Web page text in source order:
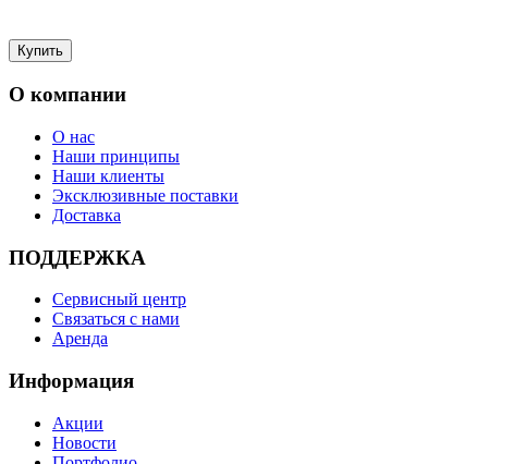
О компании
О нас
Наши принципы
Наши клиенты
Эксклюзивные поставки
Доставка
ПОДДЕРЖКА
Сервисный центр
Связаться с нами
Аренда
Информация
Акции
Новости